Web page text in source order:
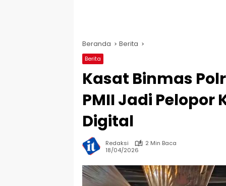
Beranda Berita
Berita
Kasat Binmas
PMII Jadi
Digital
Redaksi
2 Min Baca
18/04/2026